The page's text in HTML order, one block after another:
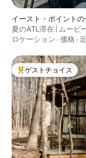
イースト・ポイント
夏のATL滞在 | ムービ
ロケーション · 価格 ·
大好評のゲストチョイ
ゲストチョイス